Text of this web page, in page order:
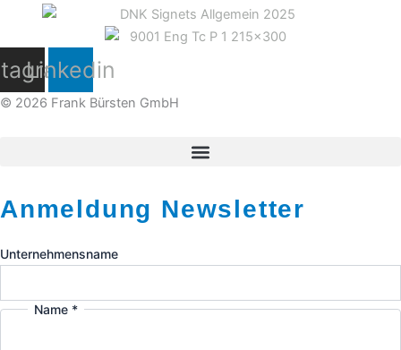
Linkedin
© 2026 Frank Bürsten GmbH
Anmeldung Newsletter
Unternehmensname
Name *